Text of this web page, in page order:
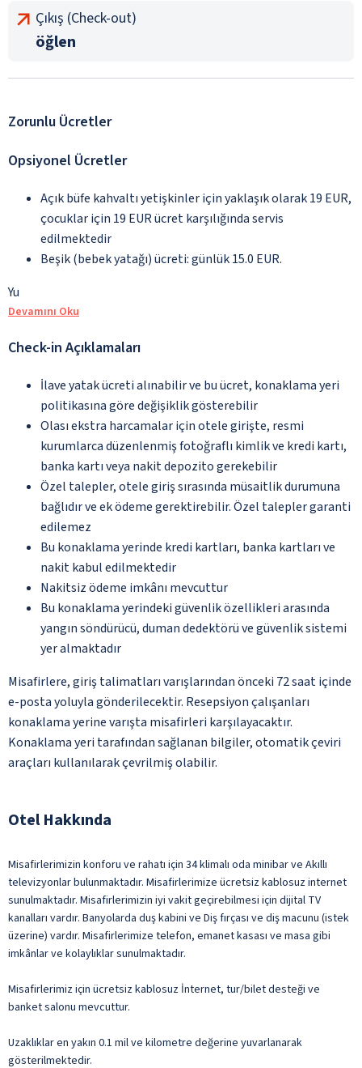
Çıkış (Check-out)
öğlen
Zorunlu Ücretler
Opsiyonel Ücretler
Açık büfe kahvaltı yetişkinler için yaklaşık olarak 19 EUR,
çocuklar için 19 EUR ücret karşılığında servis
edilmektedir
Beşik (bebek yatağı) ücreti: günlük 15.0 EUR.
Yu
Devamını Oku
Check-in Açıklamaları
İlave yatak ücreti alınabilir ve bu ücret, konaklama yeri
politikasına göre değişiklik gösterebilir
Olası ekstra harcamalar için otele girişte, resmi
kurumlarca düzenlenmiş fotoğraflı kimlik ve kredi kartı,
banka kartı veya nakit depozito gerekebilir
Özel talepler, otele giriş sırasında müsaitlik durumuna
bağlıdır ve ek ödeme gerektirebilir. Özel talepler garanti
edilemez
Bu konaklama yerinde kredi kartları, banka kartları ve
nakit kabul edilmektedir
Nakitsiz ödeme imkânı mevcuttur
Bu konaklama yerindeki güvenlik özellikleri arasında
yangın söndürücü, duman dedektörü ve güvenlik sistemi
yer almaktadır
Misafirlere, giriş talimatları varışlarından önceki 72 saat içinde
e-posta yoluyla gönderilecektir. Resepsiyon çalışanları
konaklama yerine varışta misafirleri karşılayacaktır.
Konaklama yeri tarafından sağlanan bilgiler, otomatik çeviri
araçları kullanılarak çevrilmiş olabilir.
Otel Hakkında
Misafirlerimizin konforu ve rahatı için 34 klimalı oda minibar ve Akıllı
televizyonlar bulunmaktadır. Misafirlerimize ücretsiz kablosuz internet
sunulmaktadır. Misafirlerimizin iyi vakit geçirebilmesi için dijital TV
kanalları vardır. Banyolarda duş kabini ve Diş fırçası ve diş macunu (istek
üzerine) vardır. Misafirlerimize telefon, emanet kasası ve masa gibi
imkânlar ve kolaylıklar sunulmaktadır.
Misafirlerimiz için ücretsiz kablosuz İnternet, tur/bilet desteği ve
banket salonu mevcuttur.
Uzaklıklar en yakın 0.1 mil ve kilometre değerine yuvarlanarak
gösterilmektedir.